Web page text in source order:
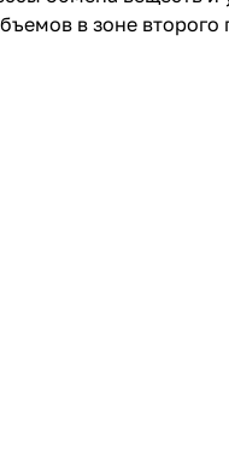
в зоне второго